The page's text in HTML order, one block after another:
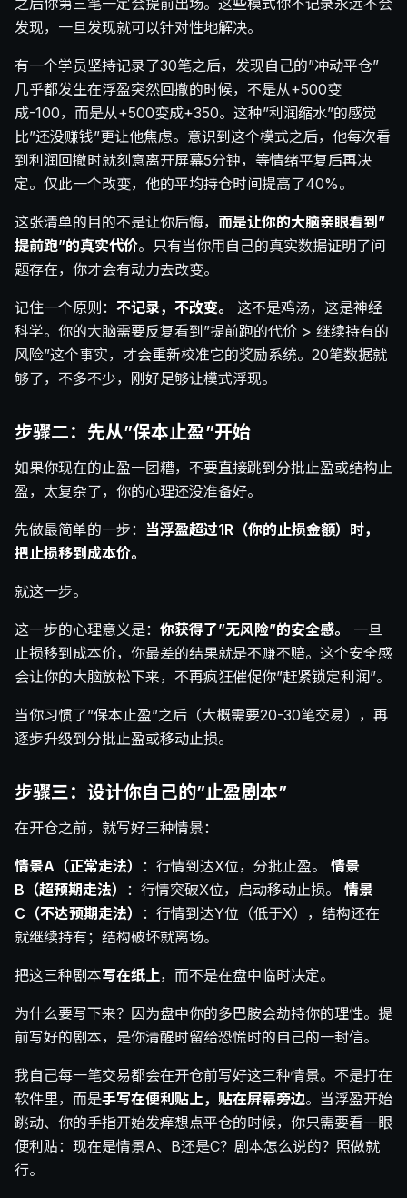
之后你第三笔一定会提前出场。这些模式你不记录永远不会
发现，一旦发现就可以针对性地解决。
有一个学员坚持记录了30笔之后，发现自己的”冲动平仓”
几乎都发生在浮盈突然回撤的时候，不是从+500变
成-100，而是从+500变成+350。这种”利润缩水”的感觉
比”还没赚钱”更让他焦虑。意识到这个模式之后，他每次看
到利润回撤时就刻意离开屏幕5分钟，等情绪平复后再决
定。仅此一个改变，他的平均持仓时间提高了40%。
这张清单的目的不是让你后悔， 而是让你的大脑亲眼看到”
提前跑”的真实代价。只有当你用自己的真实数据证明了问
题存在，你才会有动力去改变。
记住一个原则： 不记录，不改变。
这不是鸡汤，这是神经
科学。你的大脑需要反复看到”提前跑的代价 > 继续持有的
风险”这个事实，才会重新校准它的奖励系统。20笔数据就
够了，不多不少，刚好足够让模式浮现。
步骤二：先从”保本止盈”开始
如果你现在的止盈一团糟，不要直接跳到分批止盈或结构止
盈，太复杂了，你的心理还没准备好。
先做最简单的一步： 当浮盈超过1R（你的止损金额）时，
把止损移到成本价。
就这一步。
这一步的心理意义是： 你获得了”无风险”的安全感。
一旦
止损移到成本价，你最差的结果就是不赚不赔。这个安全感
会让你的大脑放松下来，不再疯狂催促你”赶紧锁定利润”。
当你习惯了”保本止盈”之后（大概需要20-30笔交易），再
逐步升级到分批止盈或移动止损。
步骤三：设计你自己的”止盈剧本”
在开仓之前，就写好三种情景：
情景A（正常走法） ：行情到达X位，分批止盈。 情景
B（超预期走法） ：行情突破X位，启动移动止损。 情景
C（不达预期走法） ：行情到达Y位（低于X），结构还在
就继续持有；结构破坏就离场。
把这三种剧本写在纸上，而不是在盘中临时决定。
为什么要写下来？因为盘中你的多巴胺会劫持你的理性。提
前写好的剧本，是你清醒时留给恐慌时的自己的一封信。
我自己每一笔交易都会在开仓前写好这三种情景。不是打在
软件里，而是手写在便利贴上，贴在屏幕旁边。当浮盈开始
跳动、你的手指开始发痒想点平仓的时候，你只需要看一眼
便利贴：现在是情景A、B还是C？剧本怎么说的？照做就
行。